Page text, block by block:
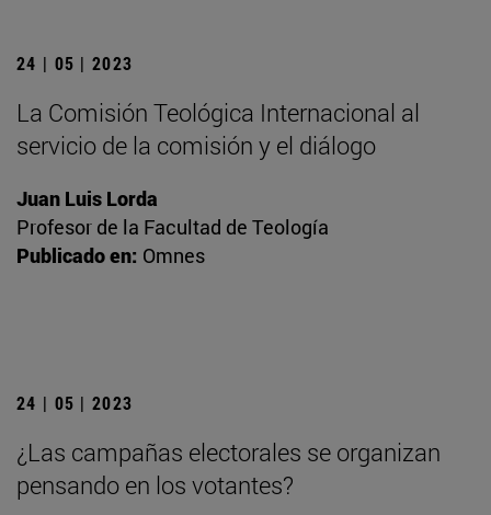
24 | 05 | 2023
La Comisión Teológica Internacional al
servicio de la comisión y el diálogo
Juan Luis Lorda
Profesor de la Facultad de Teología
Publicado en: Omnes
24 | 05 | 2023
¿Las campañas electorales se organizan
pensando en los votantes?